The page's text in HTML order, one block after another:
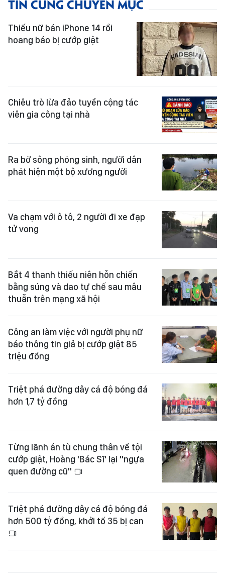
TIN CÙNG CHUYÊN MỤC
Thiếu nữ bán iPhone 14 rồi
hoang báo bị cướp giật
Chiêu trò lừa đảo tuyển cộng tác
viên gia công tại nhà
Ra bờ sông phóng sinh, người dân
phát hiện một bộ xương người
Va chạm với ô tô, 2 người đi xe đạp
tử vong
Bắt 4 thanh thiếu niên hỗn chiến
bằng súng và dao tự chế sau mâu
thuẫn trên mạng xã hội
Công an làm việc với người phụ nữ
báo thông tin giả bị cướp giật 85
triệu đồng
Triệt phá đường dây cá độ bóng đá
hơn 1,7 tỷ đồng
Từng lãnh án tù chung thân về tội
cướp giật, Hoàng 'Bác Sĩ' lại "ngựa
quen đường cũ"
Triệt phá đường dây cá độ bóng đá
hơn 500 tỷ đồng, khởi tố 35 bị can